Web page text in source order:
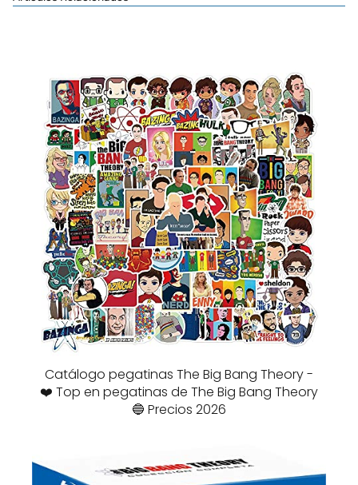
Catálogo pegatinas The Big Bang Theory -
❤️ Top en pegatinas de The Big Bang Theory
🔵 Precios 2026